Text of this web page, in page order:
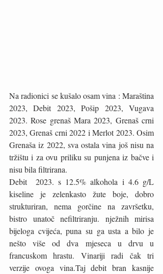
Na radionici se kušalo osam vina : Maraština
2023, Debit 2023, Pošip 2023, Vugava
2023. Rose grenaš Mara 2023, Grenaš crni
2023, Grenaš crni 2022 i Merlot 2023. Osim
Grenaša iz 2022, sva ostala vina još nisu na
tržištu i za ovu priliku su punjena iz bačve i
nisu bila filtrirana.
Debit  2023. s 12.5% alkohola i 4.6 g/L
kiseline je zelenkasto žute boje, dobro
strukturiran, nema gorčine na završetku,
bistro unatoč nefiltriranju. nježnih mirisa
bijeloga cvijeća, puna su ga usta a bilo je
nešto više od dva mjeseca u drvu u
francuskom hrastu. Vinariji radi čak tri
verzije ovoga vina.Taj debit bran kasnije